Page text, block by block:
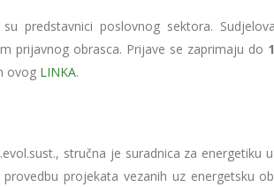
predstavnici poslovnog sektora.
prijavnog obrasca. Prijave se zaprimaju do
ovog LINKA.
stručna je suradnica za
projekata vezanih uz energetsku